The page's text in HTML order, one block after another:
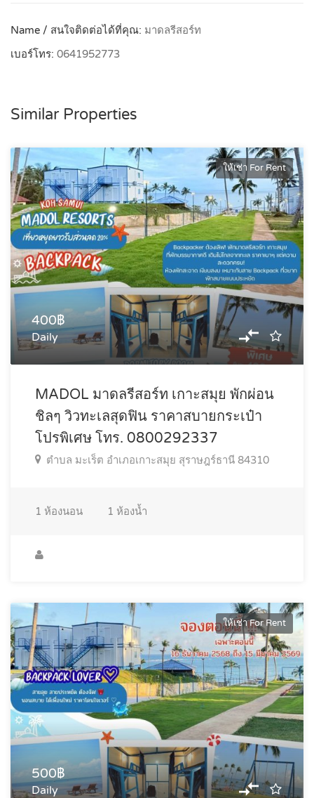
Name / สนใจติดต่อได้ที่คุณ: มาดลรีสอร์ท
เบอร์โทร: 0641952773
Similar Properties
ให้เช่า For Rent
400฿
Daily
MADOL มาดลรีสอร์ท เกาะสมุย พักผ่อน
ชิลๆ วิวทะเลสุดฟิน ราคาสบายกระเป๋า
โปรพิเศษ โทร. 0800292337
ตำบล มะเร็ต อำเภอเกาะสมุย สุราษฎร์ธานี 84310
1 ห้องนอน 1 ห้องน้ำ
ให้เช่า For Rent
500฿
Daily